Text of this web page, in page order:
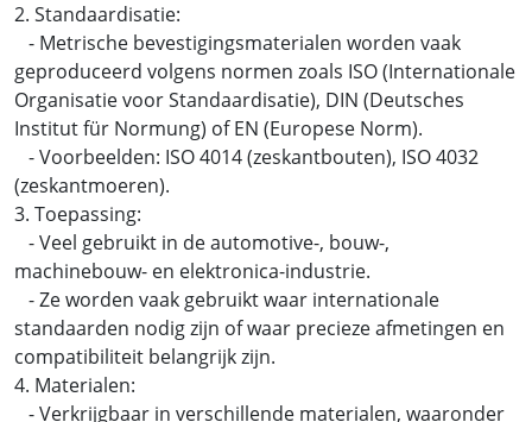
2. Standaardisatie:
- Metrische bevestigingsmaterialen worden vaak
geproduceerd volgens normen zoals ISO (Internationale
Organisatie voor Standaardisatie), DIN (Deutsches
Institut für Normung) of EN (Europese Norm).
- Voorbeelden: ISO 4014 (zeskantbouten), ISO 4032
(zeskantmoeren).
3. Toepassing:
- Veel gebruikt in de automotive-, bouw-,
machinebouw- en elektronica-industrie.
- Ze worden vaak gebruikt waar internationale
standaarden nodig zijn of waar precieze afmetingen en
compatibiliteit belangrijk zijn.
4. Materialen:
- Verkrijgbaar in verschillende materialen, waaronder